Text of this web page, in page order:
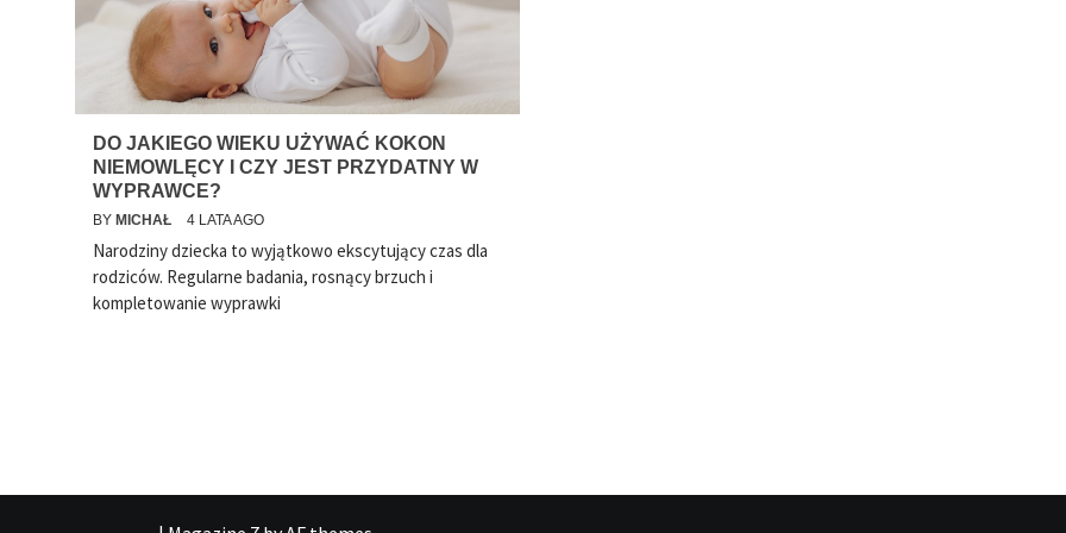
DO JAKIEGO WIEKU UŻYWAĆ KOKON
NIEMOWLĘCY I CZY JEST PRZYDATNY W
WYPRAWCE?
BY MICHAŁ 4 LATA AGO
Narodziny dziecka to wyjątkowo ekscytujący czas dla
rodziców. Regularne badania, rosnący brzuch i
kompletowanie wyprawki